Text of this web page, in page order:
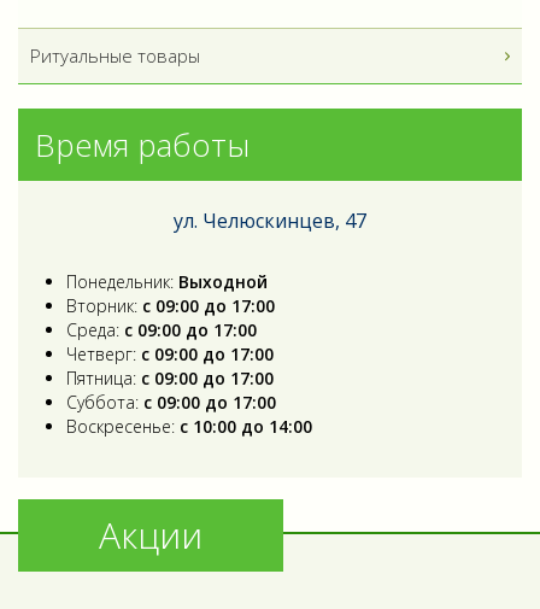
Ритуальные товары
Время работы
ул. Челюскинцев, 47
Понедельник: Выходной
Вторник: с 09:00 до 17:00
Среда: с 09:00 до 17:00
Четверг: с 09:00 до 17:00
Пятница: с 09:00 до 17:00
Суббота: с 09:00 до 17:00
Воскресенье: с 10:00 до 14:00
Акции